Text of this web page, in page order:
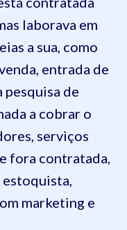
laborava em
a sua, como
entrada de
de
a cobrar o
serviços
fora contratada,
marketing e